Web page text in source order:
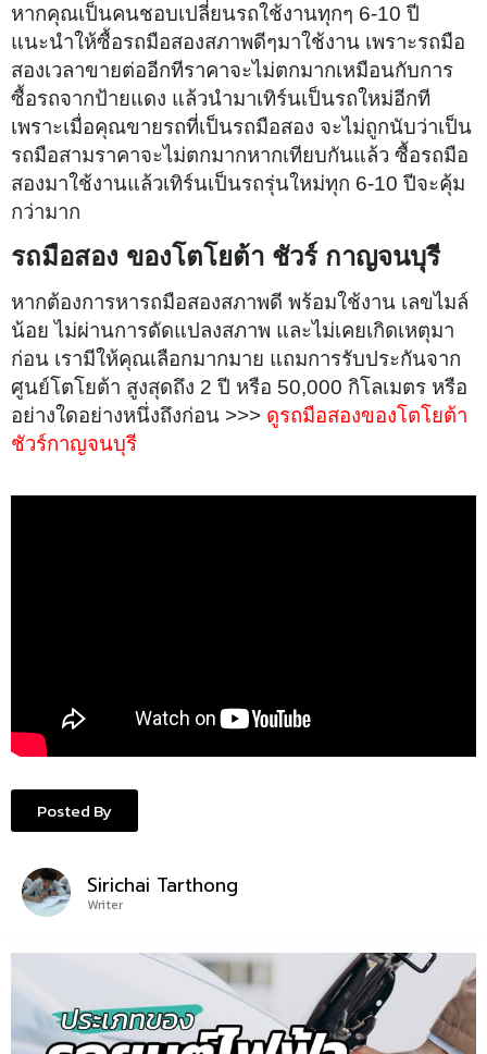
หากคุณเป็นคนชอบเปลี่ยนรถใช้งานทุกๆ 6-10 ปี
แนะนำให้ซื้อรถมือสองสภาพดีๆมาใช้งาน เพราะรถมือ
สองเวลาขายต่ออีกทีราคาจะไม่ตกมากเหมือนกับการ
ซื้อรถจากป้ายแดง แล้วนำมาเทิร์นเป็นรถใหม่อีกที
เพราะเมื่อคุณขายรถที่เป็นรถมือสอง จะไม่ถูกนับว่าเป็น
รถมือสามราคาจะไม่ตกมากหากเทียบกันแล้ว ซื้อรถมือ
สองมาใช้งานแล้วเทิร์นเป็นรถรุ่นใหม่ทุก 6-10 ปีจะคุ้ม
กว่ามาก
รถมือสอง ของโตโยต้า ชัวร์ กาญจนบุรี
หากต้องการหารถมือสองสภาพดี พร้อมใช้งาน เลขไมล์
น้อย ไม่ผ่านการดัดแปลงสภาพ และไม่เคยเกิดเหตุมา
ก่อน เรามีให้คุณเลือกมากมาย แถมการรับประกันจาก
ศูนย์โตโยต้า สูงสุดถึง 2 ปี หรือ 50,000 กิโลเมตร หรือ
อย่างใดอย่างหนึ่งถึงก่อน >>> ดูรถมือสองของโตโยต้า
ชัวร์กาญจนบุรี
Posted By
Sirichai Tarthong
Writer